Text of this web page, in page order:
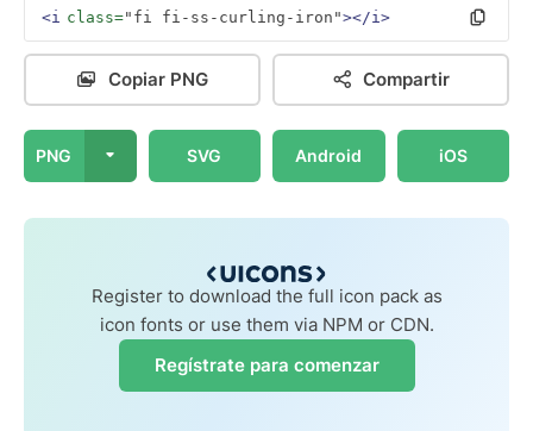
<i class="fi fi-ss-curling-iron"></i>
Copiar PNG Compartir
PNG SVG Android iOS
Register to download the full icon pack as
icon fonts or use them via NPM or CDN.
Regístrate para comenzar